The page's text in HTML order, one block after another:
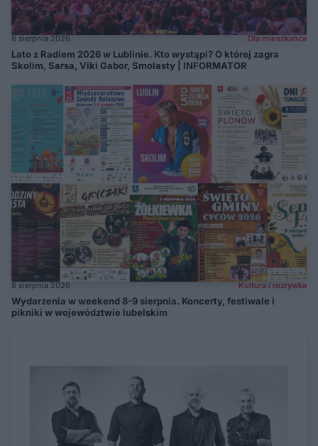
8 sierpnia 2026 Dla mieszkańca
Lato z Radiem 2026 w Lublinie. Kto wystąpi? O której zagra
Skolim, Sarsa, Viki Gabor, Smolasty | INFORMATOR
8 sierpnia 2026 Kultura i rozrywka
Wydarzenia w weekend 8-9 sierpnia. Koncerty, festiwale i
pikniki w województwie lubelskim